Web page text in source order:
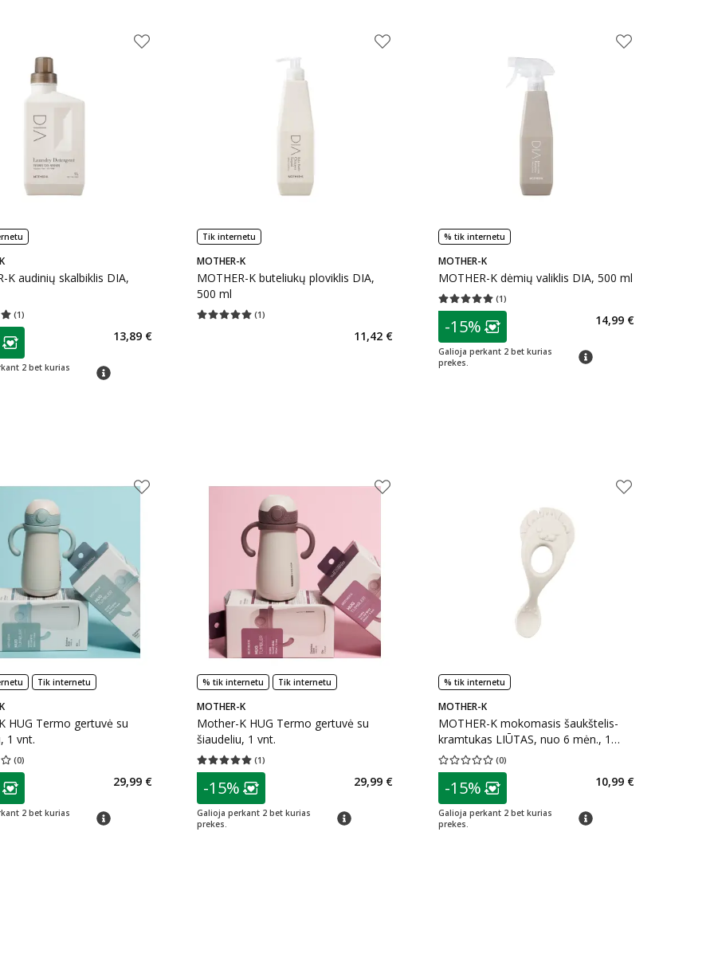
K audinių skalbiklis DIA,
(1) 5.00
klubo narių nuolaida
2 bet kurias
patarimas
13,89 €
Tik internetu
MOTHER-K
MOTHER-K buteliukų ploviklis DIA,
500 ml
(1)
Vidutinis įvertinimas 5.00
11,42 €
% tik internetu
MOTHER-K
MOTHER-K dėmių valiklis DIA, 500 ml
(1)
Vidutinis įvertinimas 5.00
patarimas
Lojalumo klubo narių nuolaida
-15%
Galioja perkant 2 bet kurias
prekes.
patarimas
14,99 €
Tik internetu
HUG Termo gertuvė su
1 vnt.
(0) 0.00
klubo narių nuolaida:
2 bet kurias
patarimas
29,99 €
% tik internetu Tik internetu
MOTHER-K
Mother-K HUG Termo gertuvė su
šiaudeliu, 1 vnt.
(1)
Vidutinis įvertinimas 5.00
patarimas
Lojalumo klubo narių nuolaida:
-15%
Galioja perkant 2 bet kurias
prekes.
patarimas
29,99 €
% tik internetu
MOTHER-K
MOTHER-K mokomasis šaukštelis-
kramtukas LIŪTAS, nuo 6 mėn., 1
vnt.+-
(0)
Vidutinis įvertinimas 0.00
patarimas
Lojalumo klubo narių nuolaida
-15%
Galioja perkant 2 bet kurias
prekes.
patarimas
10,99 €